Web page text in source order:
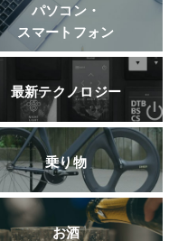
パソコン・
スマートフォン
最新テクノロジー
乗り物
お酒